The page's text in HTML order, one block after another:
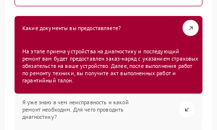
Какие документы вы предоставляете?
На этапе приема устройства на диагностику и последующий
ремонт вам будет предоставлен заказ-наряд с указанием страховых
обязательств на ваше устройство. Далее, после выполнения работ
по ремонту техники, вы получите акт выполненных работ и
гарантийный талон.
Я уже знаю в чем неисправность и какой
ремонт необходим. Для чего проводить
диагностику?